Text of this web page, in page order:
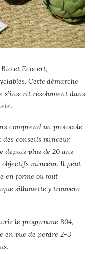
et Ecocert,
Cette démarche
s’inscrit résolument dans
comprend un protocole
conseils minceur.
depuis plus de 20 ans
objectifs minceur. Il peut
en forme ou tout
silhouette y trouvera
le programme 804,
en vue de perdre 2-3